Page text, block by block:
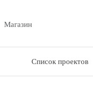
Магазин
Список проектов